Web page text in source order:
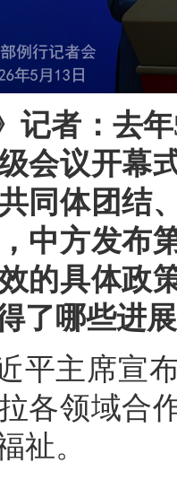
记者：去
会议开幕
同体团结
中方发布
的具体政
了哪些进
平主席宣
各领域合
祉。